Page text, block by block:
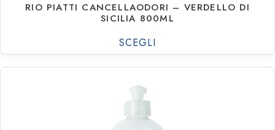
RIO PIATTI CANCELLAODORI – VERDELLO DI
SICILIA 800ML
SCEGLI